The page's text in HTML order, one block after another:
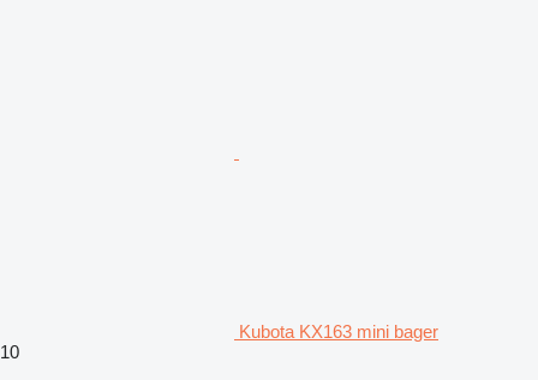
Kubota KX163 mini bager
10